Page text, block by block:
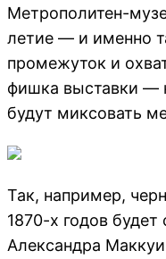
Метрополитен-
летие — и именно
промежуток и
фишка выставки —
будут миксовать
Так, например,
1870-х годов
Александра